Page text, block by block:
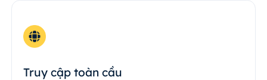
Truy cập toàn cầu